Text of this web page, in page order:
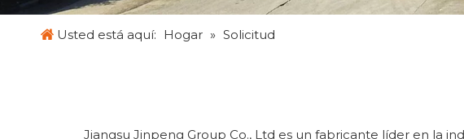
Usted está aquí: Hogar » Solicitud
Jiangsu Jinpeng Group Co., Ltd es un fabricante líder en la